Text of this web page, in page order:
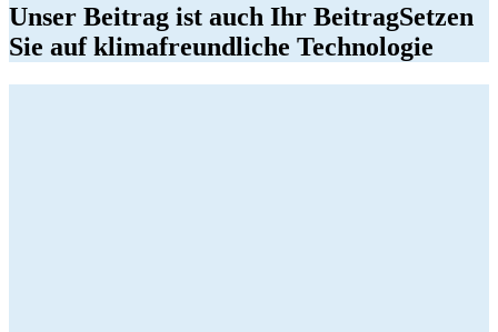
Unser Beitrag ist auch Ihr BeitragSetzen
Sie auf klimafreundliche Technologie